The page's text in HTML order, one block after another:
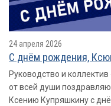
24 апреля 2026
С днём рождения,
Руководство и
от всей души
Ксению Купряшкину с